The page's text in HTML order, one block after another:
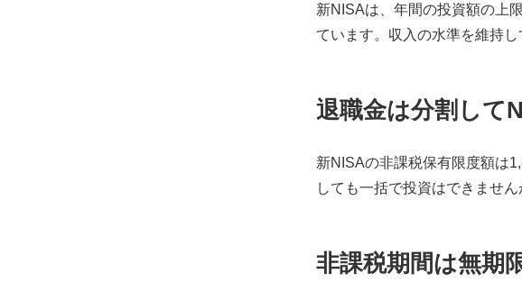
新NISAは、年間の投資額の上
ています。収入の水準を維持
退職金は分割して
新NISAの非課税保有限度額は
しても一括で投資はできませ
非課税期間は無期